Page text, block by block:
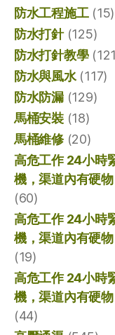
防水工程施工(15)
防水打針(125)
防水打針教學
防水與風水(117)
防水防漏(129)
馬桶安裝(18)
馬桶維修(20)
高危工作 24小時
機，渠道內有硬
(60)
高危工作 24小時
機，渠道內有硬
(19)
高危工作 24小時
機，渠道內有硬
(44)